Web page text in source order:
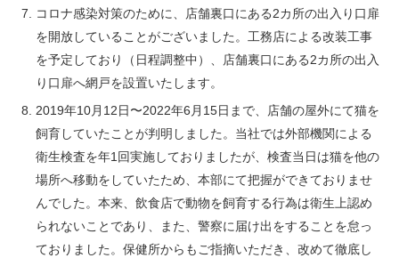
コロナ感染対策のために、店舗裏口にある2カ所の出入り口扉
を開放していることがございました。工務店による改装工事
を予定しており（日程調整中）、店舗裏口にある2カ所の出入
り口扉へ網戸を設置いたします。
2019年10月12日〜2022年6月15日まで、店舗の屋外にて猫を
飼育していたことが判明しました。当社では外部機関による
衛生検査を年1回実施しておりましたが、検査当日は猫を他の
場所へ移動をしていたため、本部にて把握ができておりませ
んでした。本来、飲食店で動物を飼育する行為は衛生上認め
られないことであり、また、警察に届け出をすることを怠っ
ておりました。保健所からもご指摘いただき、改めて徹底し